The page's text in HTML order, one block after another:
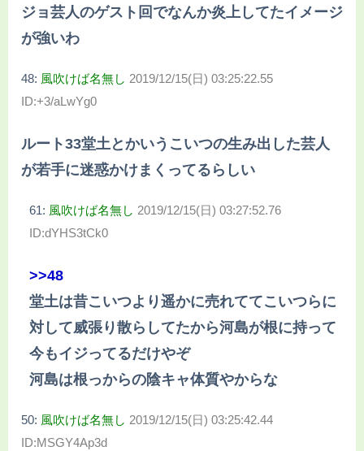
ジョ芸人のゲスト回でなんか炎上してたイメージ
が強いわ
48: 風吹けば名無し 2019/12/15(日) 03:25:22.55
ID:+3/aLwYg0
ルート33堂土とかいうこいつの生み出した芸人
が若手に迷惑かけまくってるらしい
61: 風吹けば名無し 2019/12/15(日) 03:27:52.76
ID:dYHS3tCk0
>>48
堂土は昔こいつより遥かに売れててこいつらに
対して威張り散らしてたから河島が根に持って
今もイジってるだけやぞ
河島は根っからの陰キャ体質やからな
50: 風吹けば名無し 2019/12/15(日) 03:25:42.44
ID:MSGY4Ap3d